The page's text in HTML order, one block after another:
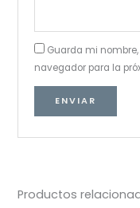
Guarda mi
navegador para la
Productos